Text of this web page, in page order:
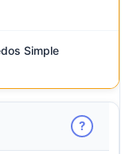
Simple
?